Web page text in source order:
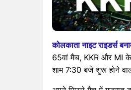
कोलकाता नाइट राइडर्स
65वां मैच, KKR और MI के
शाम 7:30 बजे शुरू होने